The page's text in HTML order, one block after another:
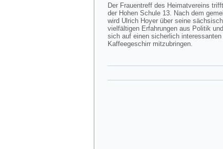
Der Frauentreff des Heimatvereins
der Hohen Schule 13. Nach dem
wird Ulrich Hoyer über seine
vielfältigen Erfahrungen aus Politik
sich auf einen sicherlich
Kaffeegeschirr mitzubringen.